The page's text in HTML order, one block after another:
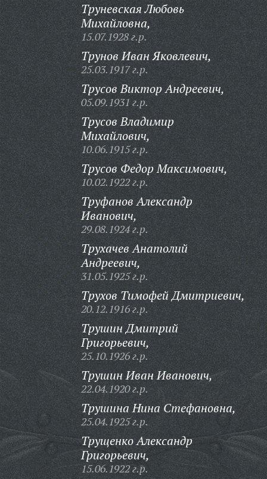
Труневская Любовь
Михайловна,
15.07.1928 г.р.
Трунов Иван Яковлевич,
25.03.1917 г.р.
Трусов Виктор Андреевич,
05.09.1931 г.р.
Трусов Владимир
Михайлович,
10.06.1915 г.р.
Трусов Федор Максимович,
10.02.1922 г.р.
Труфанов Александр
Иванович,
29.08.1924 г.р.
Трухачев Анатолий
Андреевич,
31.05.1925 г.р.
Трухов Тимофей Дмитриевич,
20.12.1916 г.р.
Трушин Дмитрий
Григорьевич,
25.10.1926 г.р.
Трушин Иван Иванович,
22.04.1920 г.р.
Трушина Нина Стефановна,
25.04.1925 г.р.
Трущенко Александр
Григорьевич,
15.06.1922 г.р.